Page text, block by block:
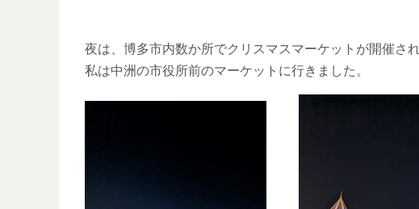
夜は、博多市内数か所でクリスマスマーケットが開催され
私は中洲の市役所前のマーケットに行きました。